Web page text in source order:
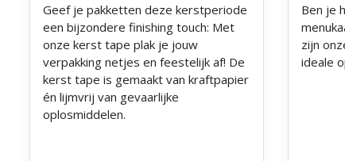
Geef je pakketten deze kerstperiode
een bijzondere finishing touch: Met
onze kerst tape plak je jouw
verpakking netjes en feestelijk af! De
kerst tape is gemaakt van kraftpapier
én lijmvrij van gevaarlijke
oplosmiddelen.
Ben je
zijn
ideale